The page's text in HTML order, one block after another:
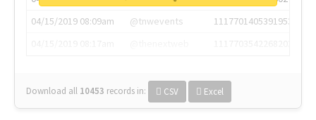
04/15/2019 08:09am
@tnwevents
1117701405391953920
Download all 10453 records in: CSV Excel